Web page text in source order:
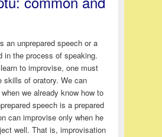
an unprepared speech or a
in the process of speaking.
to improvise, one must
skills of oratory. We can
we already know how to
speech is a prepared
can improvise only when he
well. That is, improvisation